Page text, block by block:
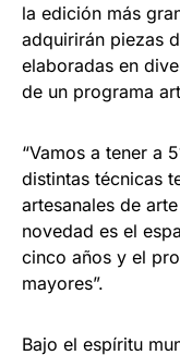
la edición más
adquirirán piezas
elaboradas en
de un programa
“Vamos a tener a
distintas técnicas
artesanales de
novedad es el
cinco años y el
mayores”.
Bajo el espíritu